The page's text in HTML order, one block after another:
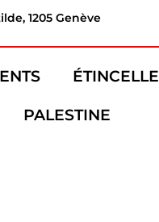
1205 Genève
ÉTINCELLE
PALESTINE